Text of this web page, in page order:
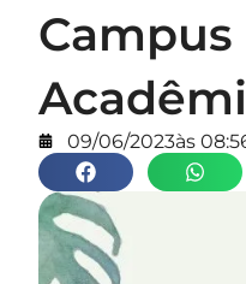
Campus
09/06/2023às